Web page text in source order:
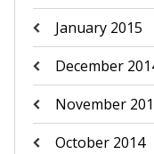
January 2015
December
November
October 2014